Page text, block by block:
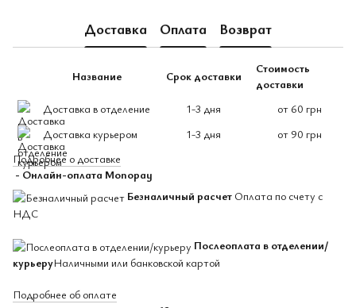
Доставка Оплата Возврат
Название Срок доставки
Стоимость
доставки
Доставка в отделение
1-3 дня
от 60 грн
Доставка курьером
1-3 дня
от 90 грн
Подробнее о доставке
- Онлайн-оплата Monopay
Безналичный расчет Оплата по счету с
НДС
Послеоплата в отделении/
курьеруНаличными или банковской картой
Подробнее об оплате